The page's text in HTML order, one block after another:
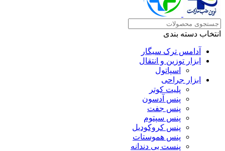
انتخاب دسته بندی
آدامس ترک سیگار
ابزار توزین و انتقال
اسپاتول
ابزار جراحی
پلیت کوتر
پنس آدسون
پنس جفت
پنس سپتوم
پنس کروکودیل
پنس هموستات
پنست بی دندانه